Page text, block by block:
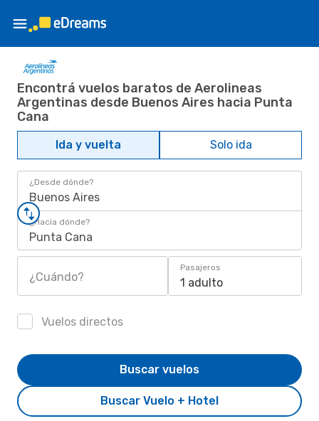
Encontrá vuelos baratos de Aerolineas
Argentinas desde Buenos Aires hacia Punta
Cana
Ida y vuelta Solo ida
¿Desde dónde?
Buenos Aires
¿Hacia dónde?
Punta Cana
¿Cuándo?
Pasajeros
1 adulto
Vuelos directos
Buscar Vuelo + Hotel
Buscar vuelos